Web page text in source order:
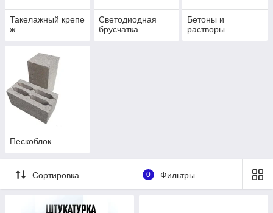
Такелажный крепе
ж
Светодиодная
брусчатка
Бетоны и
растворы
Пескоблок
Сортировка 0 Фильтры